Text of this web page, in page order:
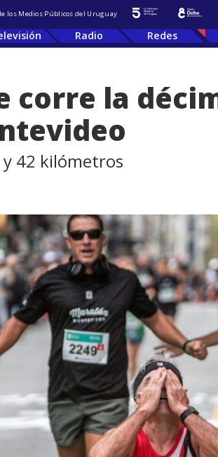
los Medios Públicos del Uruguay
Radio Redes
corre la
y 42 kilómetros